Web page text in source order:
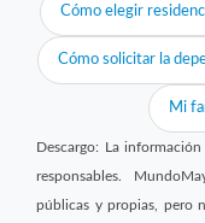
Cómo elegir
Cómo solicitar la
Mi
Descargo: La
responsables.
públicas y propias, pero